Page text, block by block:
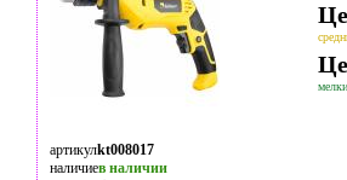
артикулkt008017
наличиев наличии